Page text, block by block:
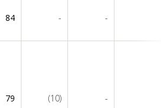
84 - -
79 (10) -